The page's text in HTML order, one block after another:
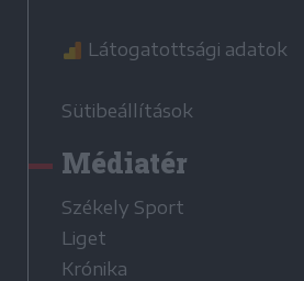
Látogatottsági adatok
Sütibeállítások
Médiatér
Székely Sport
Liget
Krónika